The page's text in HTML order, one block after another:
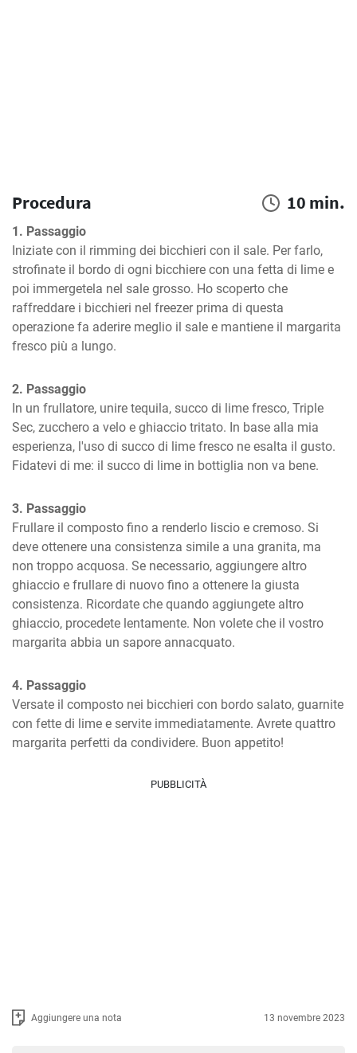
Procedura 10 min.
1. Passaggio
Iniziate con il rimming dei bicchieri con il sale. Per farlo,
strofinate il bordo di ogni bicchiere con una fetta di lime e
poi immergetela nel sale grosso. Ho scoperto che
raffreddare i bicchieri nel freezer prima di questa
operazione fa aderire meglio il sale e mantiene il margarita
fresco più a lungo.
2. Passaggio
In un frullatore, unire tequila, succo di lime fresco, Triple
Sec, zucchero a velo e ghiaccio tritato. In base alla mia
esperienza, l'uso di succo di lime fresco ne esalta il gusto.
Fidatevi di me: il succo di lime in bottiglia non va bene.
3. Passaggio
Frullare il composto fino a renderlo liscio e cremoso. Si
deve ottenere una consistenza simile a una granita, ma
non troppo acquosa. Se necessario, aggiungere altro
ghiaccio e frullare di nuovo fino a ottenere la giusta
consistenza. Ricordate che quando aggiungete altro
ghiaccio, procedete lentamente. Non volete che il vostro
margarita abbia un sapore annacquato.
4. Passaggio
Versate il composto nei bicchieri con bordo salato, guarnite
con fette di lime e servite immediatamente. Avrete quattro
margarita perfetti da condividere. Buon appetito!
PUBBLICITÀ
Aggiungere una nota 13 novembre 2023